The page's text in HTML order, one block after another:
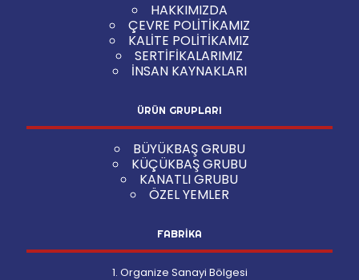
HAKKIMIZDA
ÇEVRE POLİTİKAMIZ
KALİTE POLİTİKAMIZ
SERTİFİKALARIMIZ
İNSAN KAYNAKLARI
ÜRÜN GRUPLARI
BÜYÜKBAŞ GRUBU
KÜÇÜKBAŞ GRUBU
KANATLI GRUBU
ÖZEL YEMLER
FABRİKA
1. Organize Sanayi Bölgesi